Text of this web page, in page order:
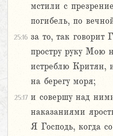
мстили с
погибель, по
25:16 за то, так говорит
простру руку Мою
истреблю Критян,
на берегу моря;
25:17 и совершу над
наказаниями
Я Господь, когда